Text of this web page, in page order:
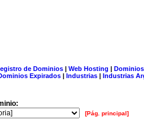
de Dominios| Web Hosting |
Expirados | Industrias | Industrias
[Pág. principal]